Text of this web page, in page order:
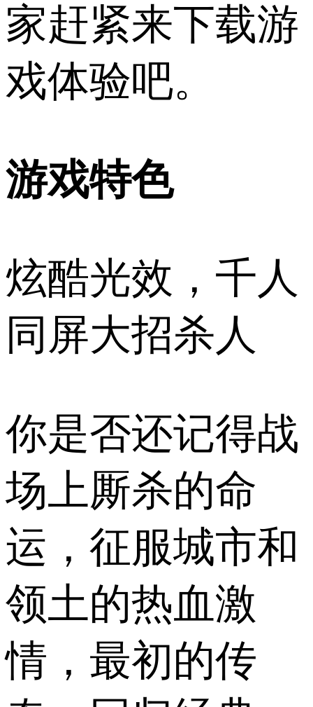
家赶紧来下载游
戏体验吧。
游戏特色
炫酷光效，千人
同屏大招杀人
你是否还记得战
场上厮杀的命
运，征服城市和
领土的热血激
情，最初的传